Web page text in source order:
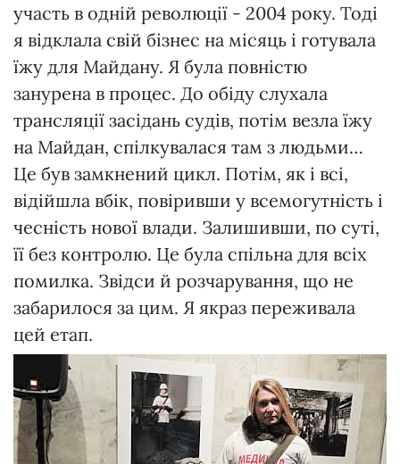
участь в одній революції - 2004 року. Тоді
я відклала свій бізнес на місяць і готувала
їжу для Майдану. Я була повністю
занурена в процес. До обіду слухала
трансляції засідань судів, потім везла їжу
на Майдан, спілкувалася там з людьми…
Це був замкнений цикл. Потім, як і всі,
відійшла вбік, повіривши у всемогутність і
чесність нової влади. Залишивши, по суті,
її без контролю. Це була спільна для всіх
помилка. Звідси й розчарування, що не
забарилося за цим. Я якраз переживала
цей етап.